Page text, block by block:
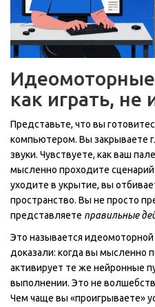
как играть, не
Представьте, что вы
компьютером. Вы закрываете
звуки. Чувствуете, как ваш
мысленно проходите
уходите в укрытие, вы
пространство. Вы не просто
представляете правильные
Это называется
доказали: когда вы мысленно
активирует те же нейронные
выполнении. Это не
Чем чаще вы «проигрываете»